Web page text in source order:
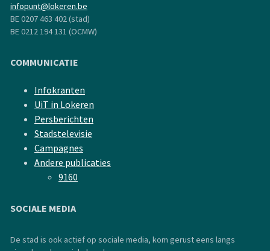
infopunt@lokeren.be
BE 0207 463 402 (stad)
BE 0212 194 131 (OCMW)
COMMUNICATIE
Infokranten
UiT in Lokeren
Persberichten
Stadstelevisie
Campagnes
Andere publicaties
9160
SOCIALE MEDIA
De stad is ook actief op sociale media, kom gerust eens langs